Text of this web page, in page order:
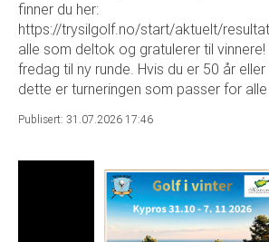
finner du her:
https://trysilgolf.no/start/aktuelt/
alle som deltok og gratulerer til
fredag til ny runde. Hvis du er 50 år
dette er turneringen som passer for alle
Publisert: 31.07.2026 17:46